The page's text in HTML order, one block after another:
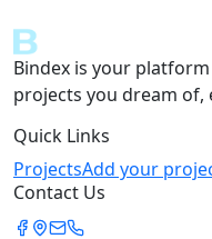
Bindex is your
projects you dream of,
Quick Links
ProjectsAdd your
Contact Us